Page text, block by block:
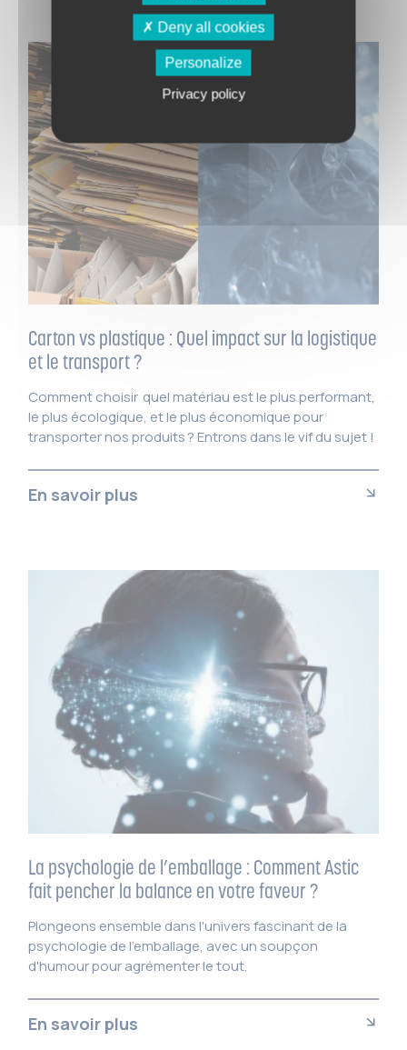
Carton vs plastique : Quel impact sur la logistique
et le transport ?
Comment choisir quel matériau est le plus performant,
le plus écologique, et le plus économique pour
transporter nos produits ? Entrons dans le vif du sujet !
En savoir plus
La psychologie de l’emballage : Comment Astic
fait pencher la balance en votre faveur ?
Plongeons ensemble dans l'univers fascinant de la
psychologie de l'emballage, avec un soupçon
d'humour pour agrémenter le tout.
En savoir plus
Deny all cookies
Personalize
Privacy policy